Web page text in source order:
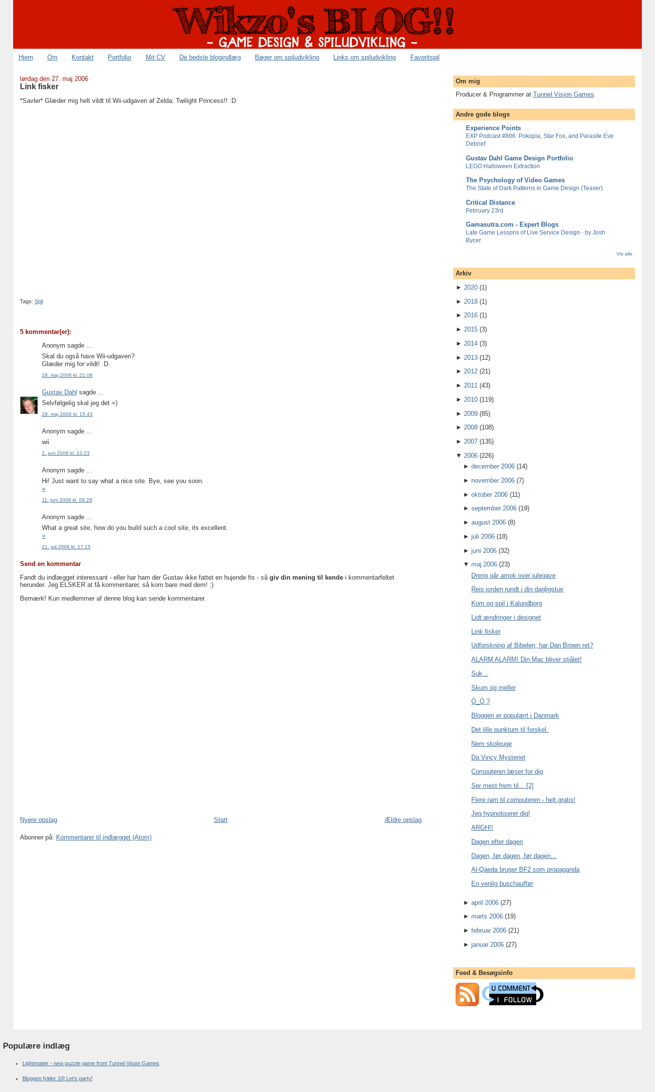
Hjem Om Kontakt Portfolio Mit CV De bedste blogindlæg Bøger om spiludvikling Links om spiludvikling Favoritspil
lørdag den 27. maj 2006
Link fisker
*Savler* Glæder mig helt vildt til Wii-udgaven af Zelda: Twilight Princess!! :D
Tags: Spil
5 kommentar(er):
Anonym sagde ...
Skal du også have Wii-udgaven?
Glæder mig for vildt! :D
28. maj 2006 kl. 21.08
Gustav Dahl sagde ...
Selvfølgelig skal jeg det =)
29. maj 2006 kl. 15.43
Anonym sagde ...
wii
2. juni 2006 kl. 23.23
Anonym sagde ...
Hi! Just want to say what a nice site. Bye, see you soon.
»
11. juni 2006 kl. 08.29
Anonym sagde ...
What a great site, how do you build such a cool site, its excellent.
»
21. juli 2006 kl. 17.15
Send en kommentar
Fandt du indlægget interessant - eller har ham der Gustav ikke fattet en hujende fis - så giv din mening til kendei kommentarfeltet
herunder. Jeg ELSKER at få kommentarer, så kom bare med dem! :)
Bemærk! Kun medlemmer af denne blog kan sende kommentarer.
Nyere opslag Ældre opslag
Start
Abonner på: Kommentarer til indlægget (Atom)
Om mig
Producer & Programmer at Tunnel Vision Games
Andre gode blogs
Experience Points
EXP Podcast #806: Pokopia, Star Fox, and Parasite Eve
Debrief
Gustav Dahl Game Design Portfolio
LEGO Halloween Extraction
The Psychology of Video Games
The State of Dark Patterns in Game Design (Teaser)
Critical Distance
February 23rd
Gamasutra.com - Expert Blogs
Late Game Lessons of Live Service Design - by Josh
Bycer
Vis alle
Arkiv
► 2020 (1)
► 2018 (1)
► 2016 (1)
► 2015 (3)
► 2014 (3)
► 2013 (12)
► 2012 (21)
► 2011 (43)
► 2010 (119)
► 2009 (85)
► 2008 (108)
► 2007 (135)
▼ 2006 (226)
►december 2006 (14)
►november 2006 (7)
►oktober 2006 (11)
►september 2006 (19)
►august 2006 (8)
►juli 2006 (18)
►juni 2006 (32)
▼maj 2006 (23)
Dreng går amok over julegave
Rejs jorden rundt i din dagligstue
Kom og spil i Kalundborg
Lidt ændringer i designet
Link fisker
Udforskning af Bibelen; har Dan Brown ret?
ALARM ALARM! Din Mac bliver stjålet!
Suk...
Skum og meller
Ò_Ó ?
Bloggeri er populært i Danmark
Det lille punktum til forskel.
Nem skoleuge
Da Vincy Mysteriet
Computeren læser for dig
Ser mest frem til... [2]
Flere ram til computeren - helt gratis!
Jeg hypnotiserer dig!
ARGH!!
Dagen efter dagen
Dagen, før dagen, før dagen...
Al-Qaeda bruger BF2 som propaganda
En venlig buschauffør
►april 2006 (27)
►marts 2006 (19)
►februar 2006 (21)
►januar 2006 (27)
Feed & Besøgsinfo
Populære indlæg
Lightmatter - new puzzle game from Tunnel Vision Games
Bloggen fylder 10! Let's party!